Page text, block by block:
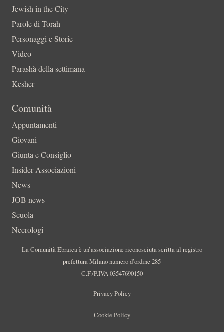
Jewish in the City
Parole di Torah
Personaggi e Storie
Video
Parashà della settimana
Kesher
Comunità
Appuntamenti
Giovani
Giunta e Consiglio
Insider-Associazioni
News
JOB news
Scuola
Necrologi
La Comunità Ebraica è un’associazione riconosciuta scritta al registro
prefettura Milano numero d’ordine 285
C.F./P.IVA 03547690150
Privacy Policy
Cookie Policy